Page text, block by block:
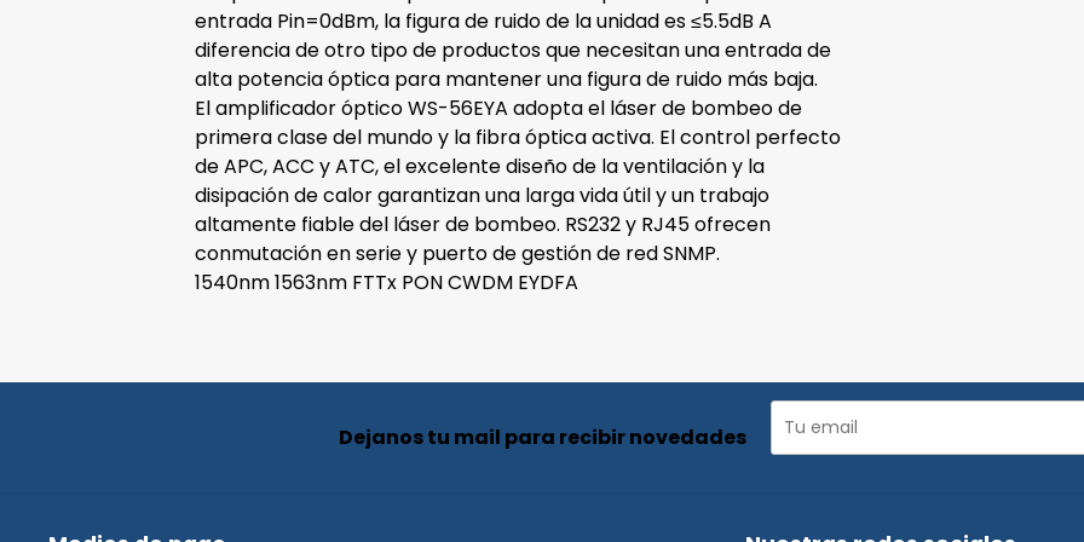
entrada Pin=0dBm, la figura de ruido de la unidad es ≤5.5dB A
diferencia de otro tipo de productos que necesitan una entrada de
alta potencia óptica para mantener una figura de ruido más baja.
El amplificador óptico WS-56EYA adopta el láser de bombeo de
primera clase del mundo y la fibra óptica activa. El control perfecto
de APC, ACC y ATC, el excelente diseño de la ventilación y la
disipación de calor garantizan una larga vida útil y un trabajo
altamente fiable del láser de bombeo. RS232 y RJ45 ofrecen
conmutación en serie y puerto de gestión de red SNMP.
1540nm 1563nm FTTx PON CWDM EYDFA
Dejanos tu mail para recibir novedades